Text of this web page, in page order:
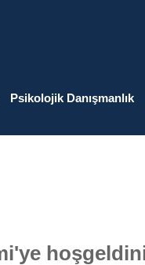
Psikolojik Danışmanlık